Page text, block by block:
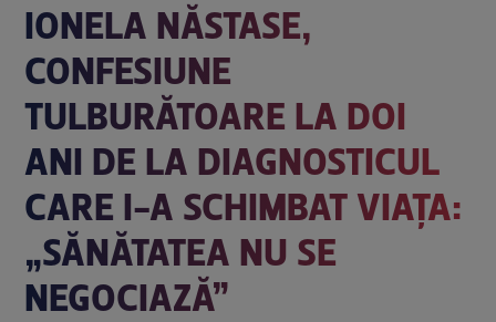
IONELA NĂSTASE,
CONFESIUNE
TULBURĂTOARE LA DOI
ANI DE LA DIAGNOSTICUL
CARE I-A SCHIMBAT VIAȚA:
„SĂNĂTATEA NU SE
NEGOCIAZĂ”